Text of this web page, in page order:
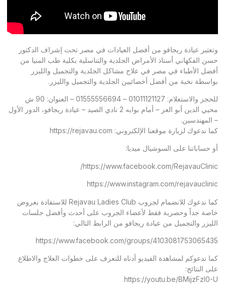
وتعتبر عيادة ريجافو من أفضل العيادات في مصر تحت إشراف الدكتور
حسن الفكهاني أستاذ الأمراض الجلدية والتناسلية بكلية طب المنيا من
أفضل الأطباء في مصر في علاج مشاكل الجلدية والتجميل والليزر
بواسطة نخبة من أفضل أخصائيين الجلدية والتجميل والليزر.
للحجز والاستعلام: 01011121127 – 01555556694 – العنوان: 90 ش
محيي الدين أبو العز – أمام بوابه 2 نادي الصيد – عيادة ريجافو، الدور الأول
– المهندسين.
كما ندعوك لزيارة موقعنا الإلكتروني: https://rejavau.com
أو حساباتنا على السوشيال ميديا:
https://www.facebook.com/RejavauClinic/
https://www.instagram.com/rejavauclinic
كما ندعوك للانضمام لجروب Rejavau Ladies Club للاستفادة بعروض
خاصة جداً وحصرية فقط لأعضاء الجروب على أحدث وأفضل جلسات
الليزر والتجميل من عيادة ريجافو من الرابط التالي:
https://www.facebook.com/groups/4103081753065435
كما ندعوكم لمشاهدة الفيديو أدناه للتعرف على خطوات العلاج والاطلاع
على النتائج:
https://youtu.be/BMijzFzl0-U